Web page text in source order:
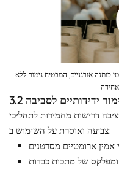
כותנה אורגניים, המבטיח גימור ללא
אחידה
ידידותיים לסביבה
דרישות מחמירות לתהליכי
צביעה ואוסרת על השימוש ב:
אמין ארומטיים מסרטנים
של מתכות כבדות